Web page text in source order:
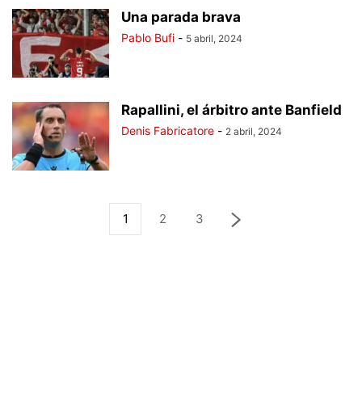
Una parada brava
Pablo Bufi - 5 abril, 2024
Rapallini, el árbitro ante Banfield
Denis Fabricatore - 2 abril, 2024
1 2 3